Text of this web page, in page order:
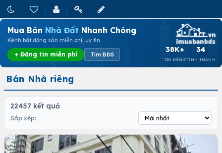
Mua Bán Nhà Đất Nhanh Chóng
Kênh bất động sản miễn phí, uy tín
+ Đăng tin miễn phí Tìm BĐS
38K+
TIN ĐĂNG
34
TỈNH THÀNH
Bán Nhà riêng
22457 kết quả
Sắp xếp: